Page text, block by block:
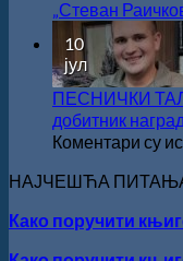
„Стеван
10
јул
ПЕСНИЧКИ
добитник
Коментари су
НАЈЧЕШЋА
Како поручити